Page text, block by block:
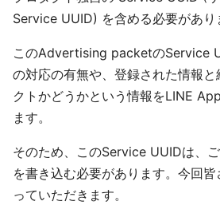
Service UUID) を含める必要があり
このAdvertising packetのService
の対応の有無や、登録された情報
クトかどうかという情報をLINE
ます。
そのため、このService UUIDは、
を書き込む必要があります。今回
っていただきます。